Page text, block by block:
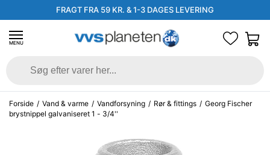
FRAGT FRA 59 KR. & 1-3 DAGES LEVERING
MENU
Forside / Vand & varme / Vandforsyning / Rør & fittings / Georg Fischer
brystnippel galvaniseret 1 - 3/4''